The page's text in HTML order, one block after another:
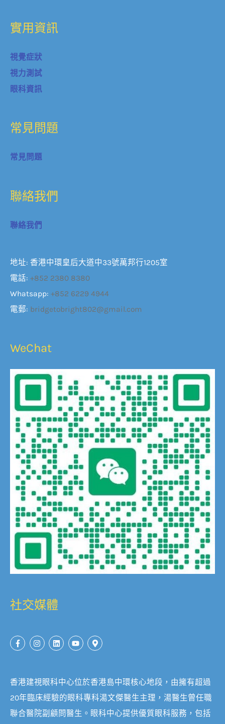
實用資訊
視覺症狀
視力測試
眼科資訊
常見問題
常見問題
聯絡我們
聯絡我們
地址: 香港中環皇后大道中33號萬邦行1205室
電話: +852 2380 8380
Whatsapp: +852 6229 4944
電郵: bridgetobright802@gmail.com
WeChat
社交媒體
香港建視眼科中心位於香港島中環核心地段，由擁有超過
20年臨床經驗的眼科專科湯文傑醫生主理，湯醫生曾任職
聯合醫院副顧問醫生。眼科中心提供優質眼科服務，包括